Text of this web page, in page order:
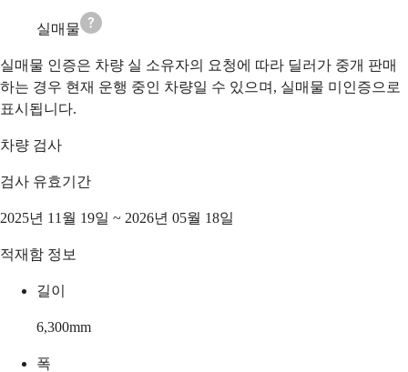
실매물
실매물 인증은 차량 실 소유자의 요청에 따라 딜러가 중개 판매
하는 경우 현재 운행 중인 차량일 수 있으며, 실매물 미인증으로
표시됩니다.
차량 검사
검사 유효기간
2025년 11월 19일 ~ 2026년 05월 18일
적재함 정보
길이
6,300mm
폭